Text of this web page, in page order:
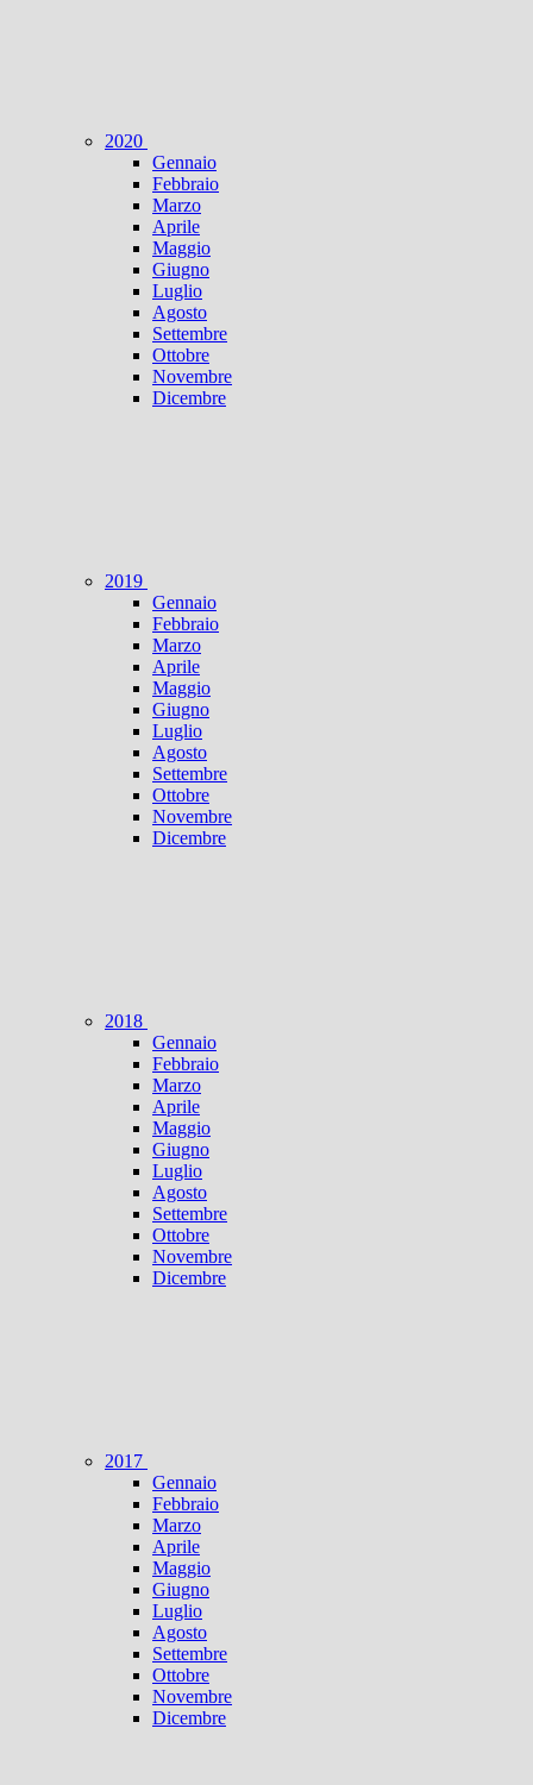
2020
Gennaio
Febbraio
Marzo
Aprile
Maggio
Giugno
Luglio
Agosto
Settembre
Ottobre
Novembre
Dicembre
2019
Gennaio
Febbraio
Marzo
Aprile
Maggio
Giugno
Luglio
Agosto
Settembre
Ottobre
Novembre
Dicembre
2018
Gennaio
Febbraio
Marzo
Aprile
Maggio
Giugno
Luglio
Agosto
Settembre
Ottobre
Novembre
Dicembre
2017
Gennaio
Febbraio
Marzo
Aprile
Maggio
Giugno
Luglio
Agosto
Settembre
Ottobre
Novembre
Dicembre